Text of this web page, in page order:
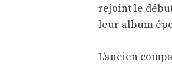
rejoint le
leur album
L'ancien